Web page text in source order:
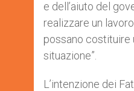
e dell’aiuto del
realizzare un
possano costituire
situazione”.
L’intenzione dei